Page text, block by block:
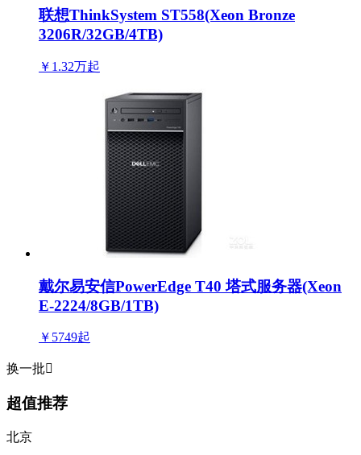
联想ThinkSystem ST558(Xeon Bronze
3206R/32GB/4TB)
￥1.32万起
戴尔易安信PowerEdge T40 塔式服务器(Xeon
E-2224/8GB/1TB)
￥5749起
换一批
超值推荐
北京